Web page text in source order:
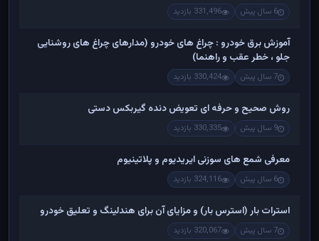
6 سال پیش 331,496 بازدید
آموزش برق خودرو : چراغ های خودرو (مدارهای چراغ های روشنایی
جلو ، خطر عقب و راهنما)
7 سال پیش 330,424 بازدید
روش صحیح و حرفه ای تعویض دنده گیربکس دستی
9 سال پیش 330,335 بازدید
معرفی شمع های سوزنی ایریدیوم و پلاتینیوم
6 سال پیش 324,116 بازدید
استرات بار (استرس بار) و مزایای آن برای هندلینگ و تعلیق خودرو
7 سال پیش 320,067 بازدید